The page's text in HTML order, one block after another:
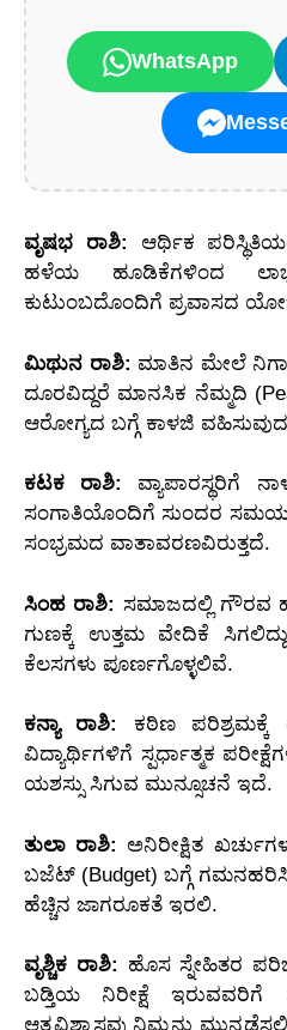
WhatsApp
ವೃಷಭ ರಾಶಿ: ಆರ್ಥಿಕ
ಹಳೆಯ ಹೂಡಿಕೆಗಳಿಂದ ಲಾಭ
ಕುಟುಂಬದೊಂದಿಗೆ ಪ್ರವಾಸದ
ಮಿಥುನ ರಾಶಿ: ಮಾತಿನ ಮೇಲೆ
ದೂರವಿದ್ದರೆ ಮಾನಸಿಕ ನೆಮ್ಮದಿ
ಆರೋಗ್ಯದ ಬಗ್ಗೆ ಕಾಳಜಿ
ಕಟಕ ರಾಶಿ:
ವ್ಯಾಪಾರಸ್ಥರಿಗೆ
ಸಂಗಾತಿಯೊಂದಿಗೆ ಸುಂದರ
ಸಂಭ್ರಮದ ವಾತಾವರಣವಿರುತ್ತದೆ.
ಸಿಂಹ ರಾಶಿ: ಸಮಾಜದಲ್ಲಿ ಗೌರವ
ಗುಣಕ್ಕೆ ಉತ್ತಮ ವೇದಿಕೆ
ಕೆಲಸಗಳು ಪೂರ್ಣಗೊಳ್ಳಲಿವೆ.
ಕನ್ಯಾ ರಾಶಿ:
ಕಠಿಣ ಪರಿಶ್ರಮಕ್ಕೆ
ವಿದ್ಯಾರ್ಥಿಗಳಿಗೆ ಸ್ಪರ್ಧಾತ್ಮಕ
ಯಶಸ್ಸು ಸಿಗುವ ಮುನ್ಸೂಚನೆ ಇದೆ.
ತುಲಾ ರಾಶಿ: ಅನಿರೀಕ್ಷಿತ
ಬಜೆಟ್ (Budget) ಬಗ್ಗೆ
ಹೆಚ್ಚಿನ ಜಾಗರೂಕತೆ ಇರಲಿ.
ವೃಶ್ಚಿಕ ರಾಶಿ: ಹೊಸ ಸ್ನೇಹಿತರ
ಬಡ್ತಿಯ ನಿರೀಕ್ಷೆ ಇರುವವರಿಗೆ
ಆತ್ಮವಿಶ್ವಾಸವು ನಿಮ್ಮನ್ನು